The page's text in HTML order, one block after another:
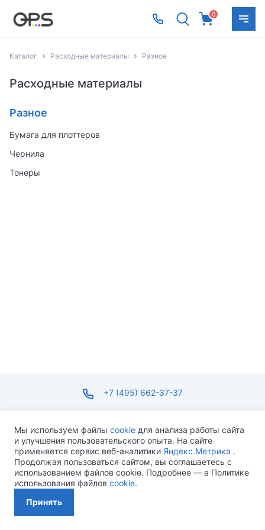
0
Каталог Расходные материалы Разное
Расходные материалы
Разное
Бумага для плоттеров
Чернила
Тонеры
+7 (495) 662-37-37
ПН-ПТ С 09:00 ДО 18:00 СБ-ВС ВЫХОДНОЙ
Мы используем файлы cookie для анализа работы сайта
и улучшения пользовательского опыта. На сайте
применяется сервис веб-аналитики Яндекс.Метрика .
Продолжая пользоваться сайтом, вы соглашаетесь с
использованием файлов cookie. Подробнее — в Политике
использования файлов cookie.
Принять